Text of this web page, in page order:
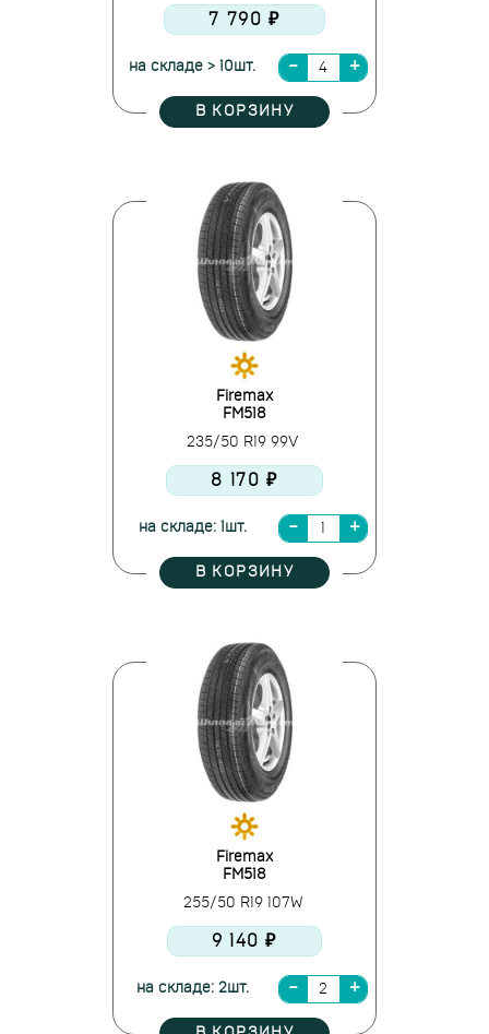
7 790 ₽
на складе > 10шт.
В КОРЗИНУ
Firemax
FM518
235/50 R19 99V
8 170 ₽
на складе: 1шт.
В КОРЗИНУ
Firemax
FM518
255/50 R19 107W
9 140 ₽
на складе: 2шт.